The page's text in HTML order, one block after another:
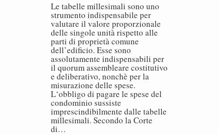
Le tabelle millesimali sono uno
strumento indispensabile per
valutare il valore proporzionale
delle singole unità rispetto alle
parti di proprietà comune
dell’edificio. Esse sono
assolutamente indispensabili per
il quorum assembleare costitutivo
e deliberativo, nonchè per la
misurazione delle spese.
L‘obbligo di pagare le spese del
condominio sussiste
imprescindibilmente dalle tabelle
millesimali. Secondo la Corte
di…